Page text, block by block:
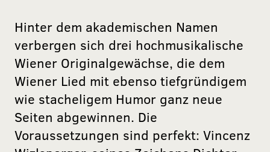
Hinter dem akademischen Namen
verbergen sich drei hochmusikalische
Wiener Originalgewächse, die dem
Wiener Lied mit ebenso tiefgründigem
wie stacheligem Humor ganz neue
Seiten abgewinnen. Die
Voraussetzungen sind perfekt: Vincenz